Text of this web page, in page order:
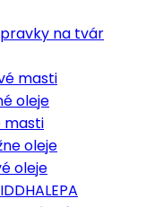
na tvár
masti
oleje
masti
oleje
oleje